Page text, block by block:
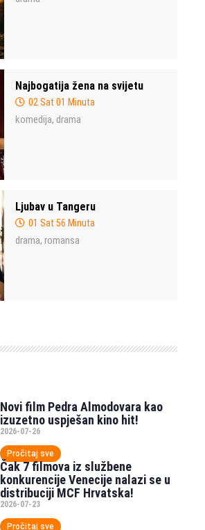
Najbogatija žena na svijetu
02 Sat 01 Minuta
komedija, drama
Ljubav u Tangeru
01 Sat 56 Minuta
drama, romansa
Novi film Pedra Almodovara kao
izuzetno uspješan kino hit!
2026-07-26
Pročitaj sve
Čak 7 filmova iz službene
konkurencije Venecije nalazi se u
distribuciji MCF Hrvatska!
2026-07-23
Pročitaj sve